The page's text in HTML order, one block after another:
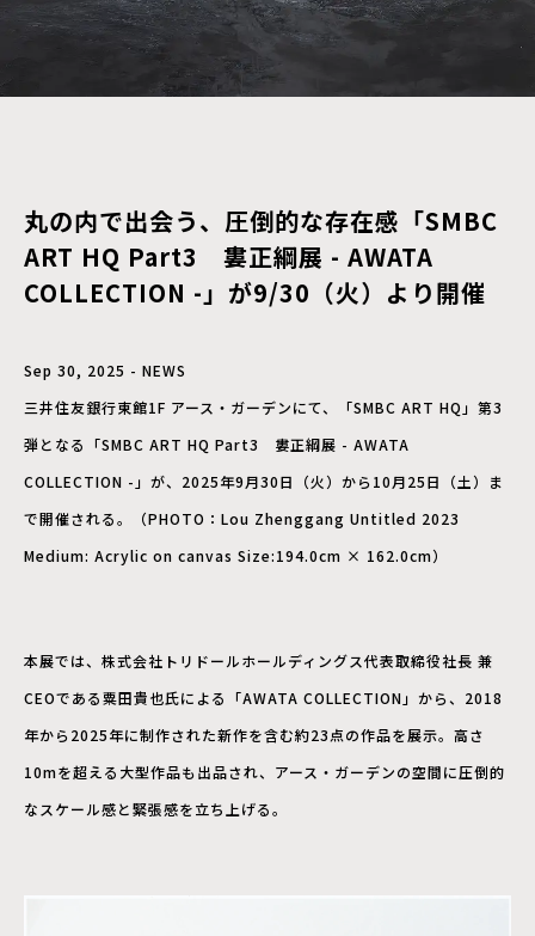
丸の内で出会う、圧倒的な存在感「SMBC
ART HQ Part3 婁正綱展 - AWATA
COLLECTION -」が9/30（火）より開催
Sep 30, 2025 - NEWS
三井住友銀行東館1F アース・ガーデンにて、「SMBC ART HQ」第3
弾となる「SMBC ART HQ Part3 婁正綱展 - AWATA
COLLECTION -」が、2025年9月30日（火）から10月25日（土）ま
で開催される。（PHOTO：Lou Zhenggang Untitled 2023
Medium: Acrylic on canvas Size:194.0cm × 162.0cm）
本展では、株式会社トリドールホールディングス代表取締役社長 兼
CEOである粟田貴也氏による「AWATA COLLECTION」から、2018
年から2025年に制作された新作を含む約23点の作品を展示。高さ
10mを超える大型作品も出品され、アース・ガーデンの空間に圧倒的
なスケール感と緊張感を立ち上げる。